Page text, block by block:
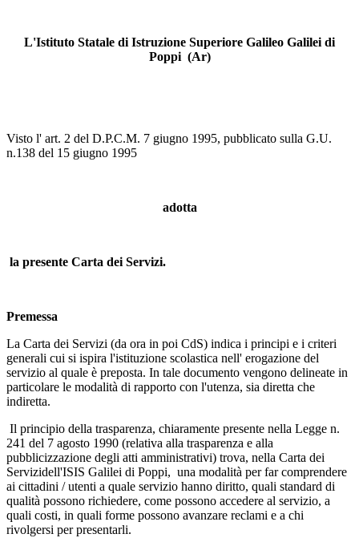
L'Istituto Statale di Istruzione Superiore Galileo Galilei di
Poppi (Ar)
Visto l' art. 2 del D.P.C.M. 7 giugno 1995, pubblicato sulla G.U.
n.138 del 15 giugno 1995
adotta
la presente Carta dei Servizi.
Premessa
La Carta dei Servizi (da ora in poi CdS) indica i principi e i criteri
generali cui si ispira l'istituzione scolastica nell' erogazione del
servizio al quale è preposta. In tale documento vengono delineate in
particolare le modalità di rapporto con l'utenza, sia diretta che
indiretta.
Il principio della trasparenza, chiaramente presente nella Legge n.
241 del 7 agosto 1990 (relativa alla trasparenza e alla
pubblicizzazione degli atti amministrativi) trova, nella Carta dei
Servizidell'ISIS Galilei di Poppi, una modalità per far comprendere
ai cittadini / utenti a quale servizio hanno diritto, quali standard di
qualità possono richiedere, come possono accedere al servizio, a
quali costi, in quali forme possono avanzare reclami e a chi
rivolgersi per presentarli.